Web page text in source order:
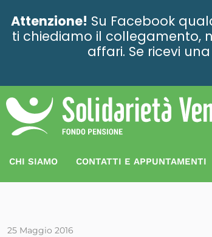
Attenzione! Su Facebook
ti chiediamo il collegamento,
affari. Se ricevi
CHI SIAMO CONTATTI E APPUNTAMENTI
25 Maggio 2016